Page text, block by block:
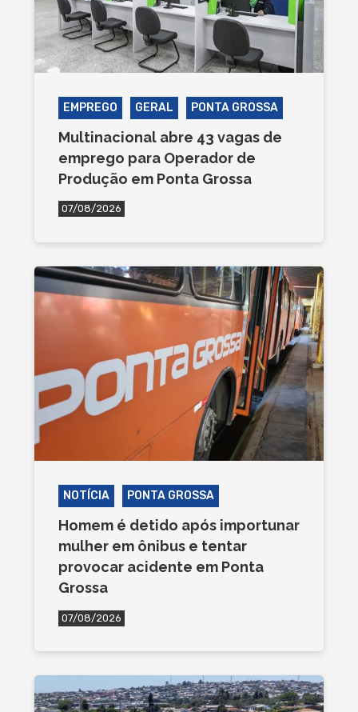
EMPREGO GERAL PONTA GROSSA
Multinacional abre 43 vagas de
emprego para Operador de
Produção em Ponta Grossa
07/08/2026
NOTÍCIA PONTA GROSSA
Homem é detido após importunar
mulher em ônibus e tentar
provocar acidente em Ponta
Grossa
07/08/2026